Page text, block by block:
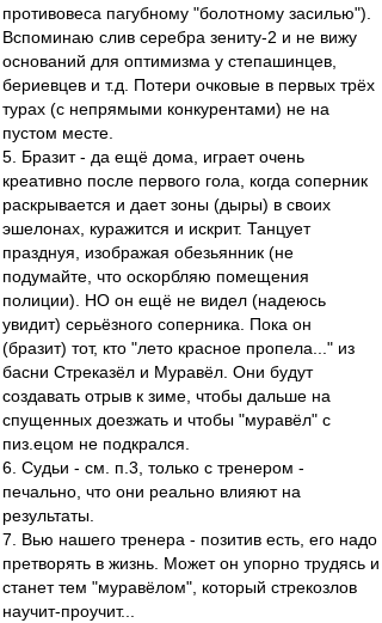
противовеса пагубному "болотному засилью").
Вспоминаю слив серебра зениту-2 и не вижу
оснований для оптимизма у степашинцев,
бериевцев и т.д. Потери очковые в первых трёх
турах (с непрямыми конкурентами) не на
пустом месте.
5. Бразит - да ещё дома, играет очень
креативно после первого гола, когда соперник
раскрывается и дает зоны (дыры) в своих
эшелонах, куражится и искрит. Танцует
празднуя, изображая обезьянник (не
подумайте, что оскорбляю помещения
полиции). НО он ещё не видел (надеюсь
увидит) серьёзного соперника. Пока он
(бразит) тот, кто "лето красное пропела..." из
басни Стреказёл и Муравёл. Они будут
создавать отрыв к зиме, чтобы дальше на
спущенных доезжать и чтобы "муравёл" с
пиз.ецом не подкрался.
6. Судьи - см. п.3, только с тренером -
печально, что они реально влияют на
результаты.
7. Вью нашего тренера - позитив есть, его надо
претворять в жизнь. Может он упорно трудясь и
станет тем "муравёлом", который стрекозлов
научит-проучит...